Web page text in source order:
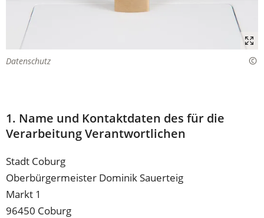
Datenschutz
1. Name und Kontaktdaten des für die
Verarbeitung Verantwortlichen
Stadt Coburg
Oberbürgermeister Dominik Sauerteig
Markt 1
96450 Coburg